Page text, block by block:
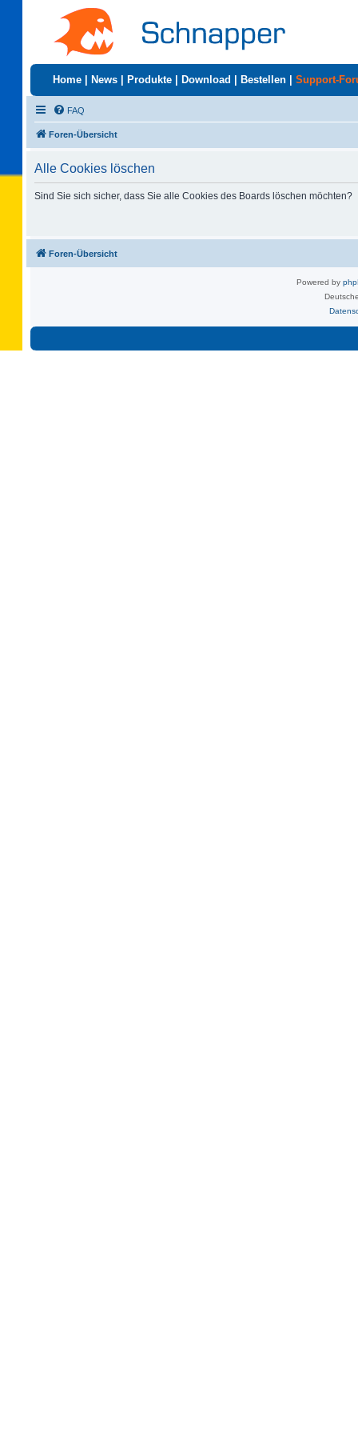
Home News Produkte Download Bestellen Support-
FAQ
Foren-Übersicht
Alle Cookies löschen
Sind Sie sich sicher, dass Sie alle Cookies des Boards löschen möchten?
Foren-Übersicht
Powered by